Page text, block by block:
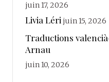
juin 17, 2026
Livia Léri juin 15, 2026
Traductions
Arnau
juin 10, 2026